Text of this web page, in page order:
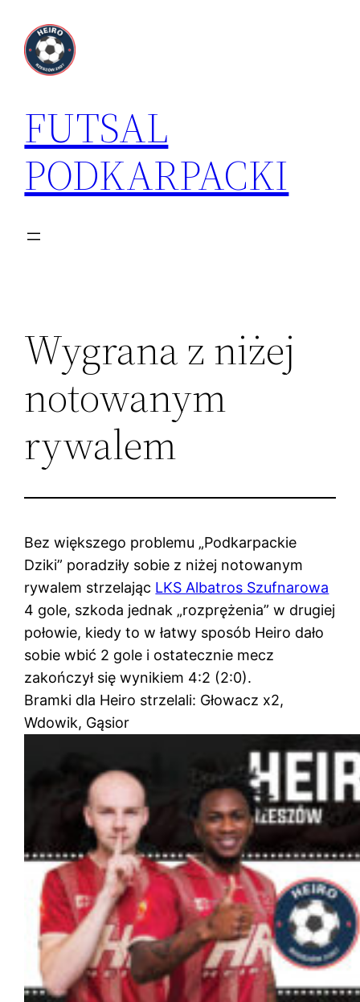
treści
FUTSAL
PODKARPACKI
Wygrana z niżej
notowanym
rywalem
Bez większego problemu „Podkarpackie
Dziki” poradziły sobie z niżej notowanym
rywalem strzelając LKS Albatros Szufnarowa
4 gole, szkoda jednak „rozprężenia” w drugiej
połowie, kiedy to w łatwy sposób Heiro dało
sobie wbić 2 gole i ostatecznie mecz
zakończył się wynikiem 4:2 (2:0).
Bramki dla Heiro strzelali: Głowacz x2,
Wdowik, Gąsior